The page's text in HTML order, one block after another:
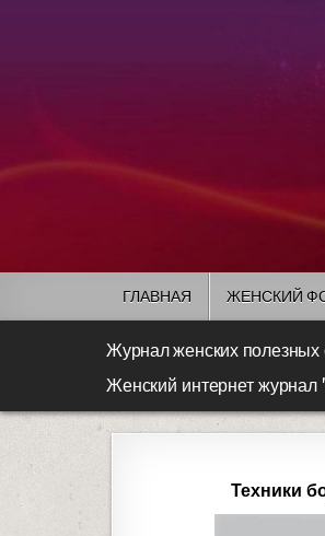
ГЛАВНАЯ ЖЕНСКИЙ
Журнал женских полезных
Женский интернет журнал
Техники